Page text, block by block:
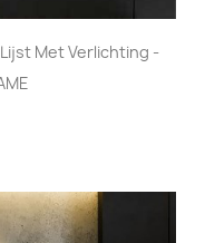
Met Verlichting -